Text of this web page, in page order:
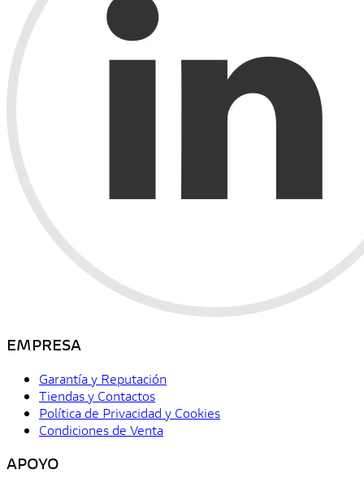
EMPRESA
Garantía y Reputación
Tiendas y Contactos
Política de Privacidad y Cookies
Condiciones de Venta
APOYO